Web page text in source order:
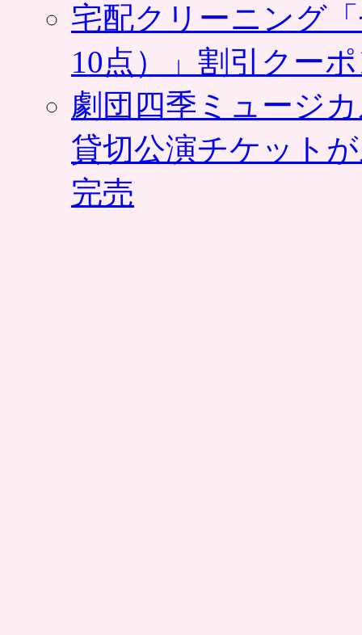
宅配クリーニング
10点）」割引クー
劇団四季ミュージ
貸切公演チケット
完売